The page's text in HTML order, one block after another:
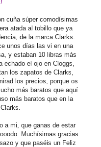
cuña súper comodísimas
atada al tobillo que ya
de la marca Clarks.
unos días las vi en una
y estaban 10 libras más
el ojo en Cloggs,
los zapatos de Clarks,
los precios, porque os
más baratos que aquí
más baratos que en la
a mi, que ganas de estar
Muchísimas gracias
y que paséis un Feliz